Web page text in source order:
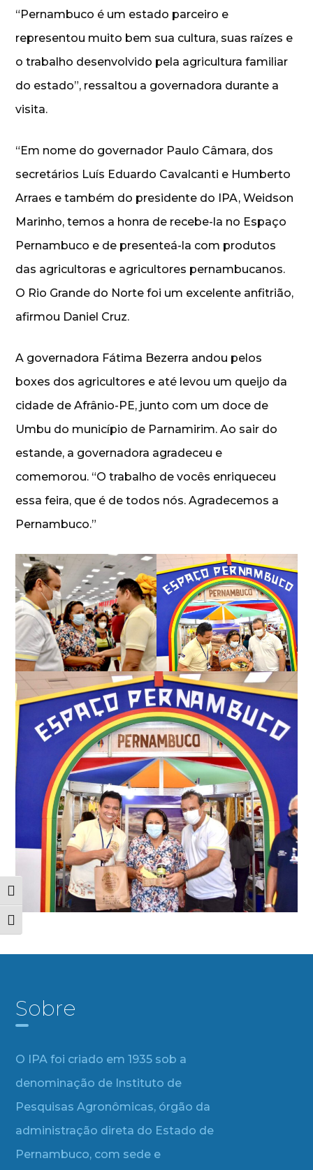
Alternar alto contraste
Alternar tamanho da fonte
“Pernambuco é um estado parceiro e
representou muito bem sua cultura, suas raízes e
o trabalho desenvolvido pela agricultura familiar
do estado”, ressaltou a governadora durante a
visita.
“Em nome do governador Paulo Câmara, dos
secretários Luís Eduardo Cavalcanti e Humberto
Arraes e também do presidente do IPA, Weidson
Marinho, temos a honra de recebe-la no Espaço
Pernambuco e de presenteá-la com produtos
das agricultoras e agricultores pernambucanos.
O Rio Grande do Norte foi um excelente anfitrião,
afirmou Daniel Cruz.
A governadora Fátima Bezerra andou pelos
boxes dos agricultores e até levou um queijo da
cidade de Afrânio-PE, junto com um doce de
Umbu do município de Parnamirim. Ao sair do
estande, a governadora agradeceu e
comemorou. “O trabalho de vocês enriqueceu
essa feira, que é de todos nós. Agradecemos a
Pernambuco.”
Sobre
O IPA foi criado em 1935 sob a
denominação de Instituto de
Pesquisas Agronômicas, órgão da
administração direta do Estado de
Pernambuco, com sede e